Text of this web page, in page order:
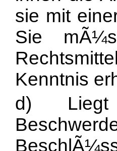
sie mit
Sie
Kenntnis
d) Liegt